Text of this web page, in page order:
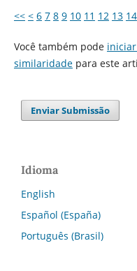
<< < 6 7 8 9 10 11 12 13 14
Você também pode
similaridadepara este
Enviar Submissão
Idioma
English
Español (España)
Português (Brasil)